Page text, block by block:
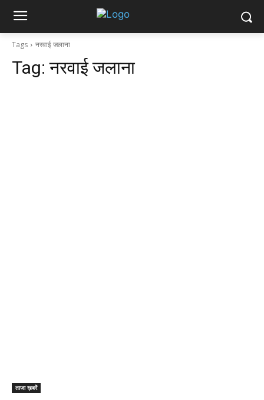
Tags नरवाई जलाना
Tag:नरवाई जलाना
ताजा ख़बरें